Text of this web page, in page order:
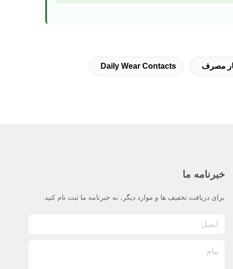
مصرف Daily Wear Contacts
خبرنامه ما
برای دریافت تخفیف ها و موارد دیگر، به خبرنامه ما ثبت نام کنید.